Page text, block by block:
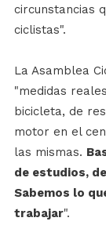
circunstancias
ciclistas".
La Asamblea
"medidas
bicicleta, de
motor en el
las mismas.
de estudios,
Sabemos lo
trabajar".